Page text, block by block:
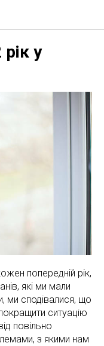
у
попередній рік,
які ми мали
ми сподівалися, що
ситуацію
повільно
з якими нам